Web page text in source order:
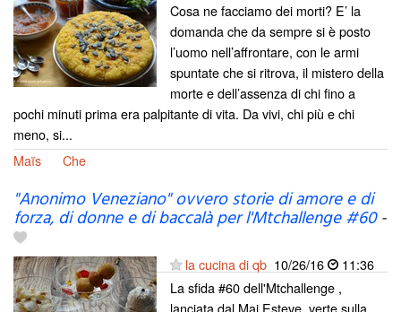
Cosa ne facciamo dei morti? E’ la
domanda che da sempre si è posto
l’uomo nell’affrontare, con le armi
spuntate che si ritrova, il mistero della
morte e dell’assenza di chi fino a
pochi minuti prima era palpitante di vita. Da vivi, chi più e chi
meno, si...
Maïs
Che
"Anonimo Veneziano" ovvero storie di amore e di
forza, di donne e di baccalà per l'Mtchallenge #60-
la cucina di qb 10/26/16
11:36
La sfida #60 dell'Mtchallenge ,